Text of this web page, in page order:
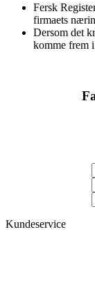
Fersk
firmaets
Dersom det
komme frem
Kundeservice